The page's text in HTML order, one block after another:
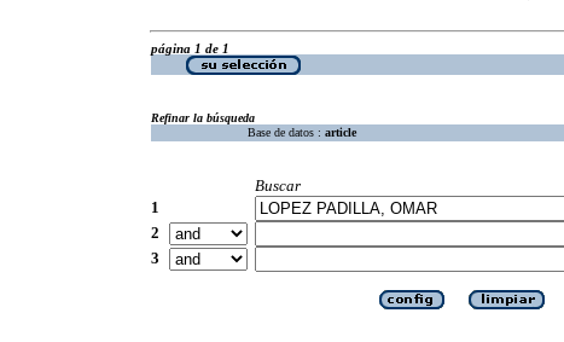
página 1 de 1
Refinar la búsqueda
Base de datos : article
Buscar
1
2
3